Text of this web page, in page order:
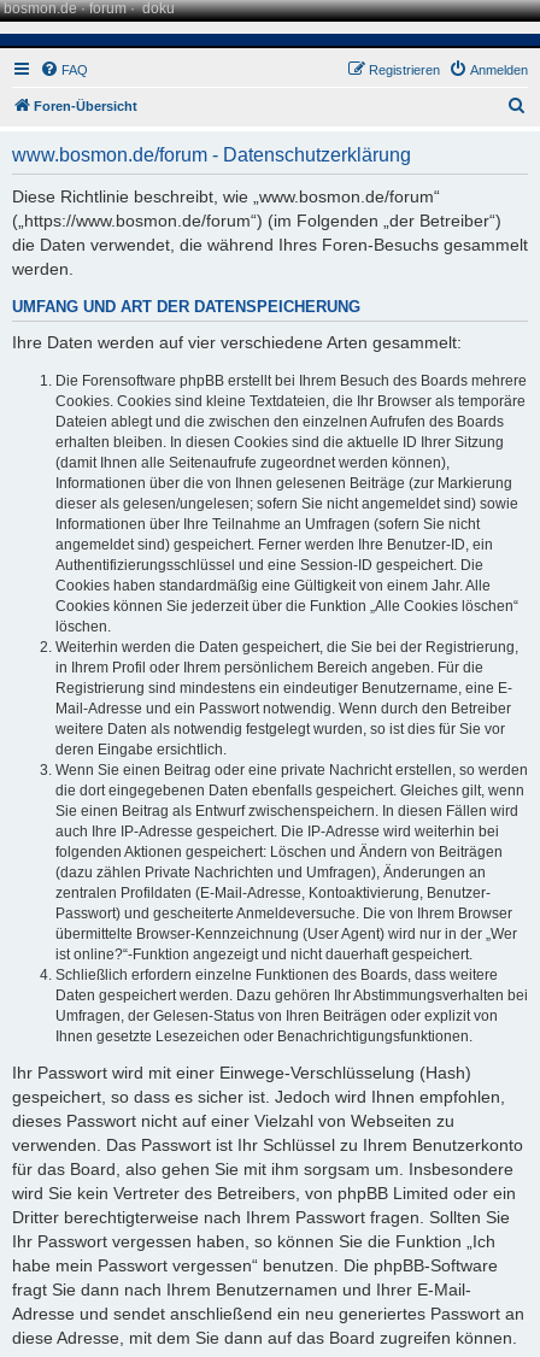
bosmon.de·forum·doku
FAQ Anmelden
Registrieren
Foren-Übersicht
www.bosmon.de/forum - Datenschutzerklärung
Diese Richtlinie beschreibt, wie „www.bosmon.de/forum“
(„https://www.bosmon.de/forum“) (im Folgenden „der Betreiber“)
die Daten verwendet, die während Ihres Foren-Besuchs gesammelt
werden.
UMFANG UND ART DER DATENSPEICHERUNG
Ihre Daten werden auf vier verschiedene Arten gesammelt:
Die Forensoftware phpBB erstellt bei Ihrem Besuch des Boards mehrere
Cookies. Cookies sind kleine Textdateien, die Ihr Browser als temporäre
Dateien ablegt und die zwischen den einzelnen Aufrufen des Boards
erhalten bleiben. In diesen Cookies sind die aktuelle ID Ihrer Sitzung
(damit Ihnen alle Seitenaufrufe zugeordnet werden können),
Informationen über die von Ihnen gelesenen Beiträge (zur Markierung
dieser als gelesen/ungelesen; sofern Sie nicht angemeldet sind) sowie
Informationen über Ihre Teilnahme an Umfragen (sofern Sie nicht
angemeldet sind) gespeichert. Ferner werden Ihre Benutzer-ID, ein
Authentifizierungsschlüssel und eine Session-ID gespeichert. Die
Cookies haben standardmäßig eine Gültigkeit von einem Jahr. Alle
Cookies können Sie jederzeit über die Funktion „Alle Cookies löschen“
löschen.
Weiterhin werden die Daten gespeichert, die Sie bei der Registrierung,
in Ihrem Profil oder Ihrem persönlichem Bereich angeben. Für die
Registrierung sind mindestens ein eindeutiger Benutzername, eine E-
Mail-Adresse und ein Passwort notwendig. Wenn durch den Betreiber
weitere Daten als notwendig festgelegt wurden, so ist dies für Sie vor
deren Eingabe ersichtlich.
Wenn Sie einen Beitrag oder eine private Nachricht erstellen, so werden
die dort eingegebenen Daten ebenfalls gespeichert. Gleiches gilt, wenn
Sie einen Beitrag als Entwurf zwischenspeichern. In diesen Fällen wird
auch Ihre IP-Adresse gespeichert. Die IP-Adresse wird weiterhin bei
folgenden Aktionen gespeichert: Löschen und Ändern von Beiträgen
(dazu zählen Private Nachrichten und Umfragen), Änderungen an
zentralen Profildaten (E-Mail-Adresse, Kontoaktivierung, Benutzer-
Passwort) und gescheiterte Anmeldeversuche. Die von Ihrem Browser
übermittelte Browser-Kennzeichnung (User Agent) wird nur in der „Wer
ist online?“-Funktion angezeigt und nicht dauerhaft gespeichert.
Schließlich erfordern einzelne Funktionen des Boards, dass weitere
Daten gespeichert werden. Dazu gehören Ihr Abstimmungsverhalten bei
Umfragen, der Gelesen-Status von Ihren Beiträgen oder explizit von
Ihnen gesetzte Lesezeichen oder Benachrichtigungsfunktionen.
Ihr Passwort wird mit einer Einwege-Verschlüsselung (Hash)
gespeichert, so dass es sicher ist. Jedoch wird Ihnen empfohlen,
dieses Passwort nicht auf einer Vielzahl von Webseiten zu
verwenden. Das Passwort ist Ihr Schlüssel zu Ihrem Benutzerkonto
für das Board, also gehen Sie mit ihm sorgsam um. Insbesondere
wird Sie kein Vertreter des Betreibers, von phpBB Limited oder ein
Dritter berechtigterweise nach Ihrem Passwort fragen. Sollten Sie
Ihr Passwort vergessen haben, so können Sie die Funktion „Ich
habe mein Passwort vergessen“ benutzen. Die phpBB-Software
fragt Sie dann nach Ihrem Benutzernamen und Ihrer E-Mail-
Adresse und sendet anschließend ein neu generiertes Passwort an
diese Adresse, mit dem Sie dann auf das Board zugreifen können.